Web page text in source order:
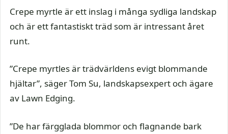
Crepe myrtle är ett inslag i många sydliga landskap
och är ett fantastiskt träd som är intressant året
runt.
”Crepe myrtles är trädvärldens evigt blommande
hjältar”, säger Tom Su, landskapsexpert och ägare
av Lawn Edging.
”De har färgglada blommor och flagnande bark